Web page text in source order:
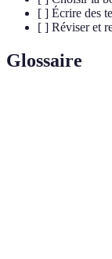
[ ] Écrire des
[ ] Réviser et
Glossaire